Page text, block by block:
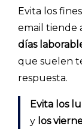
Evita los
email tiende
días
que suelen
respuesta.
Evita los
y los